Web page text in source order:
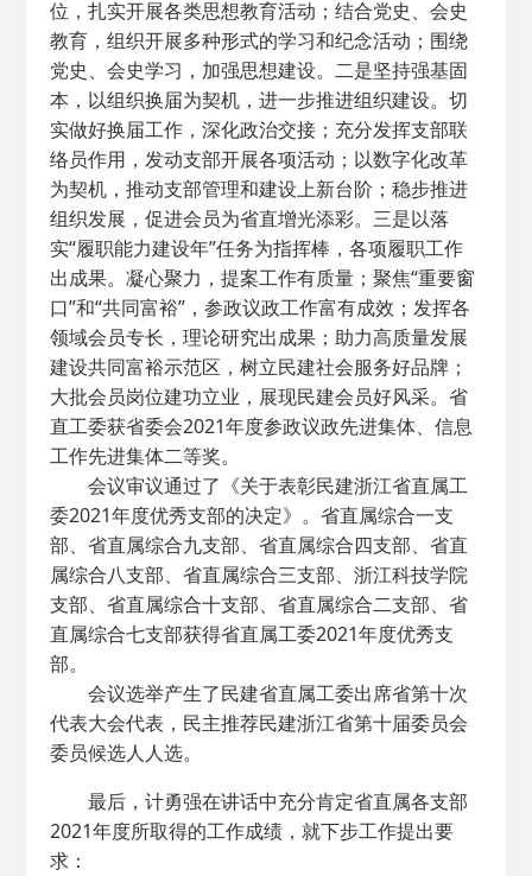
位，扎实开展各类思想教育活动；结合党史、会史
教育，组织开展多种形式的学习和纪念活动；围绕
党史、会史学习，加强思想建设。二是坚持强基固
本，以组织换届为契机，进一步推进组织建设。切
实做好换届工作，深化政治交接；充分发挥支部联
络员作用，发动支部开展各项活动；以数字化改革
为契机，推动支部管理和建设上新台阶；稳步推进
组织发展，促进会员为省直增光添彩。三是以落
实“履职能力建设年”任务为指挥棒，各项履职工作
出成果。凝心聚力，提案工作有质量；聚焦“重要窗
口”和“共同富裕”，参政议政工作富有成效；发挥各
领域会员专长，理论研究出成果；助力高质量发展
建设共同富裕示范区，树立民建社会服务好品牌；
大批会员岗位建功立业，展现民建会员好风采。省
直工委获省委会2021年度参政议政先进集体、信息
工作先进集体二等奖。
会议审议通过了《关于表彰民建浙江省直属工
委2021年度优秀支部的决定》。省直属综合一支
部、省直属综合九支部、省直属综合四支部、省直
属综合八支部、省直属综合三支部、浙江科技学院
支部、省直属综合十支部、省直属综合二支部、省
直属综合七支部获得省直属工委2021年度优秀支
部。
会议选举产生了民建省直属工委出席省第十次
代表大会代表，民主推荐民建浙江省第十届委员会
委员候选人人选。
最后，计勇强在讲话中充分肯定省直属各支部
2021年度所取得的工作成绩，就下步工作提出要
求：